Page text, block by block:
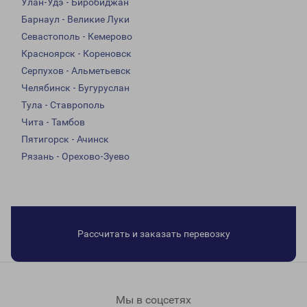
Улан-Удэ - Биробиджан
Барнаул - Великие Луки
Севастополь - Кемерово
Красноярск - Кореновск
Серпухов - Альметьевск
Челябинск - Бугуруслан
Тула - Ставрополь
Чита - Тамбов
Пятигорск - Ачинск
Рязань - Орехово-Зуево
Рассчитать и заказать перевозку
Мы в соцсетях